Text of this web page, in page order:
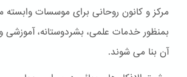
مرکز و کانون روحانی برای موسسات
بمنظور خدمات علمی، بشردوستانه، آموزشی
آن بنا می شوند.